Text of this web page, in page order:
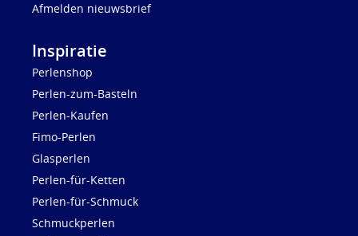
Afmelden nieuwsbrief
Inspiratie
Perlenshop
Perlen-zum-Basteln
Perlen-Kaufen
Fimo-Perlen
Glasperlen
Perlen-für-Ketten
Perlen-für-Schmuck
Schmuckperlen